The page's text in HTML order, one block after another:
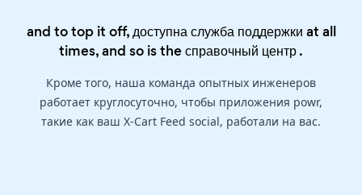
and to top it off, доступна служба поддержки at all
times, and so is theсправочный центр.
Кроме того, наша команда опытных инженеров
работает круглосуточно, чтобы приложения powr,
такие как ваш X-Cart Feed social, работали на вас.